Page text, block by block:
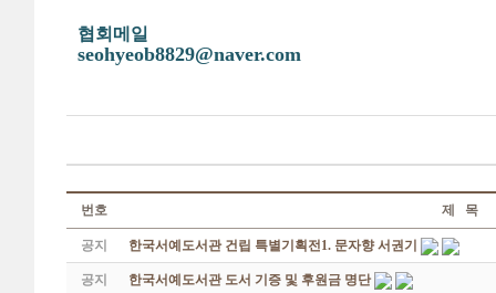
협회메일
seohyeob8829@naver.com
번호 제 목
공지 한국서예도서관 건립 특별기획전1. 문자향 서권기
공지 한국서예도서관 도서 기증 및 후원금 명단